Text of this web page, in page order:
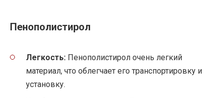
Пенополистирол
Легкость: Пенополистирол очень легкий
материал, что облегчает его транспортировку и
установку.